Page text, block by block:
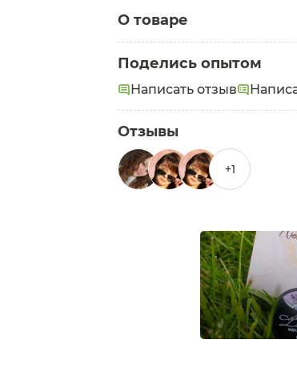
О товаре
Поделись опытом
Написать отзыв
Отзывы
+1